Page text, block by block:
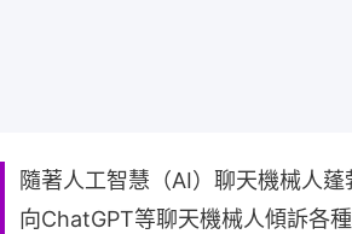
隨著人工智慧（AI）聊天機械人
向ChatGPT等聊天機械人傾訴各